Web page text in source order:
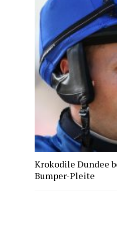
Krokodile Dundee
Bumper-Pleite